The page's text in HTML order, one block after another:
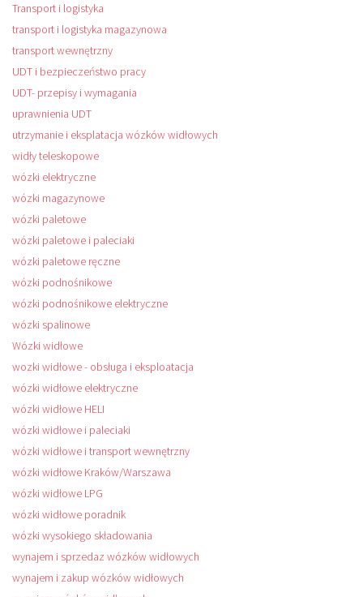
Transport i logistyka
transport i logistyka magazynowa
transport wewnętrzny
UDT i bezpieczeństwo pracy
UDT- przepisy i wymagania
uprawnienia UDT
utrzymanie i eksplatacja wózków widłowych
widły teleskopowe
wózki elektryczne
wózki magazynowe
wózki paletowe
wózki paletowe i paleciaki
wózki paletowe ręczne
wózki podnośnikowe
wózki podnośnikowe elektryczne
wózki spalinowe
Wózki widłowe
wozki widłowe - obsługa i eksploatacja
wózki widłowe elektryczne
wózki widłowe HELI
wózki widłowe i paleciaki
wózki widłowe i transport wewnętrzny
wózki widłowe Kraków/Warszawa
wózki widłowe LPG
wózki widłowe poradnik
wózki wysokiego składowania
wynajem i sprzedaz wózków widłowych
wynajem i zakup wózków widłowych